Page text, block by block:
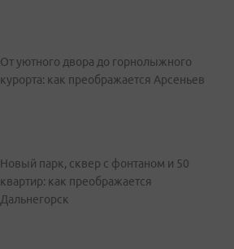
От уютного двора до горнолыжного
курорта: как преображается Арсеньев
Новый парк, сквер с фонтаном и 50
квартир: как преображается
Дальнегорск